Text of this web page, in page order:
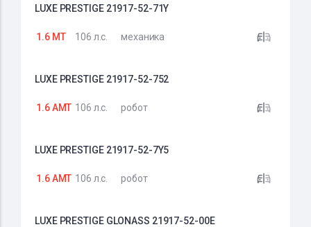
LUXE PRESTIGE 21917-52-71Y
1.6 MT 106 л.с. механика
LUXE PRESTIGE 21917-52-752
1.6 AMT 106 л.с. робот
LUXE PRESTIGE 21917-52-7Y5
1.6 AMT 106 л.с. робот
LUXE PRESTIGE GLONASS 21917-52-00E